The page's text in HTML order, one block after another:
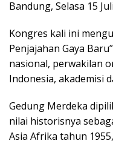
Bandung, Selasa 15
Kongres kali ini
Penjajahan Gaya
nasional, perwakilan
Indonesia, akademisi
Gedung Merdeka
nilai historisnya
Asia Afrika tahun